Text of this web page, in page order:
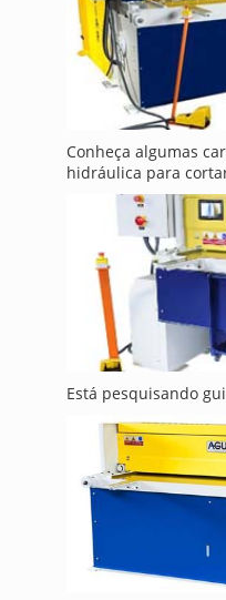
Conheça algumas
hidráulica para
Está pesquisando